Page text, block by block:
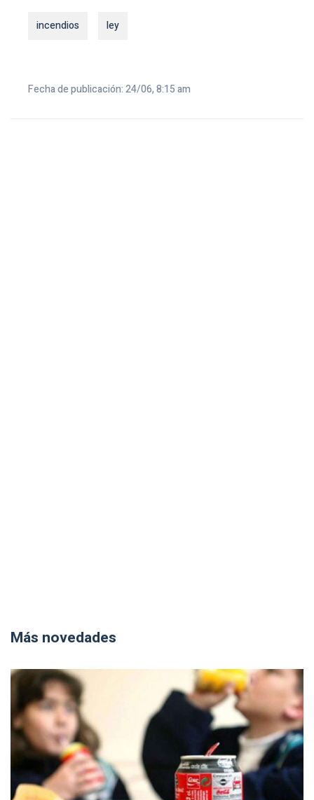
incendios ley
Fecha de publicación: 24/06, 8:15 am
Más novedades